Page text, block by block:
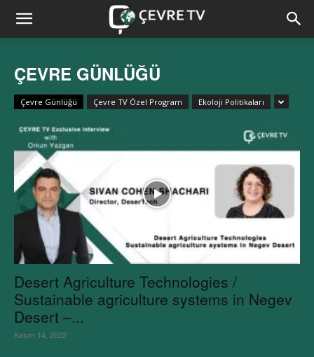
ÇEVRE GÜNLÜĞÜ
Çevre Günlüğü Çevre TV Özel Program Ekoloji Politikaları
Desert Agriculture Technologies /
Sustainable agriculture systems in Negev
Desert –...
Kasım 14, 2022